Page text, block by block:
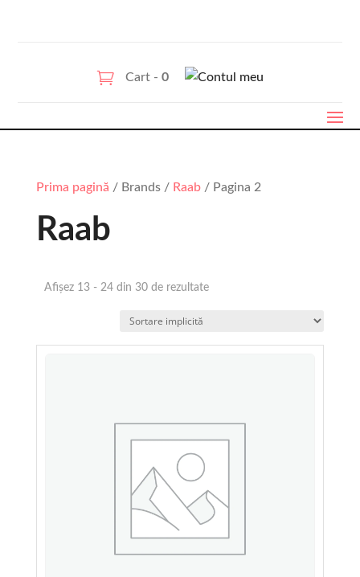
Cart - 0
Prima pagină / Brands / Raab/ Pagina 2
Raab
Afișez 13 - 24 din 30 de rezultate